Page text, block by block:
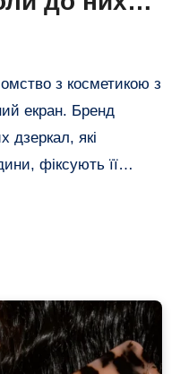
з косметикою з
екран. Бренд
дзеркал, які
фіксують її…